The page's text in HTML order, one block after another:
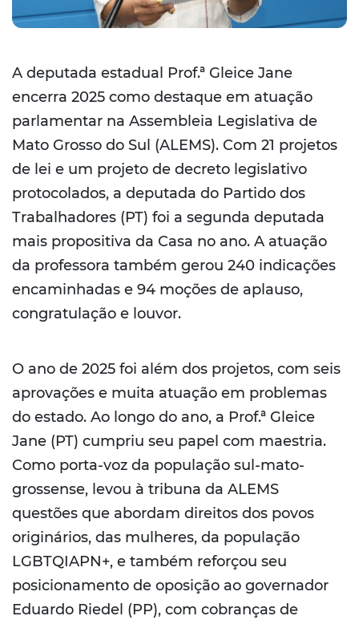
A deputada estadual Prof.ª Gleice Jane
encerra 2025 como destaque em atuação
parlamentar na Assembleia Legislativa de
Mato Grosso do Sul (ALEMS). Com 21 projetos
de lei e um projeto de decreto legislativo
protocolados, a deputada do Partido dos
Trabalhadores (PT) foi a segunda deputada
mais propositiva da Casa no ano. A atuação
da professora também gerou 240 indicações
encaminhadas e 94 moções de aplauso,
congratulação e louvor.
O ano de 2025 foi além dos projetos, com seis
aprovações e muita atuação em problemas
do estado. Ao longo do ano, a Prof.ª Gleice
Jane (PT) cumpriu seu papel com maestria.
Como porta-voz da população sul-mato-
grossense, levou à tribuna da ALEMS
questões que abordam direitos dos povos
originários, das mulheres, da população
LGBTQIAPN+, e também reforçou seu
posicionamento de oposição ao governador
Eduardo Riedel (PP), com cobranças de